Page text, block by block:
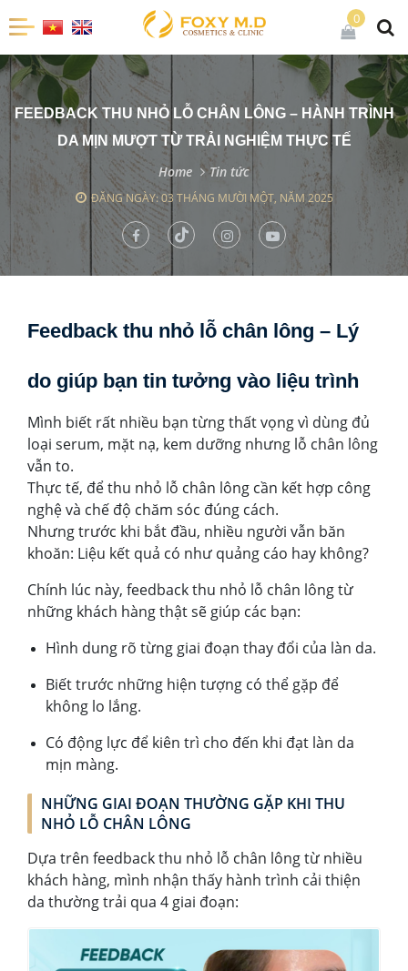
0
FEEDBACK THU NHỎ LỖ CHÂN LÔNG – HÀNH TRÌNH
DA MỊN MƯỢT TỪ TRẢI NGHIỆM THỰC TẾ
Home Tin tức
ĐĂNG NGÀY: 03 THÁNG MƯỜI MỘT, NĂM 2025
Feedback thu nhỏ lỗ chân lông – Lý
do giúp bạn tin tưởng vào liệu trình
Mình biết rất nhiều bạn từng thất vọng vì dùng đủ
loại serum, mặt nạ, kem dưỡng nhưng lỗ chân lông
vẫn to.
Thực tế, để thu nhỏ lỗ chân lông cần kết hợp công
nghệ và chế độ chăm sóc đúng cách.
Nhưng trước khi bắt đầu, nhiều người vẫn băn
khoăn: Liệu kết quả có như quảng cáo hay không?
Chính lúc này, feedback thu nhỏ lỗ chân lông từ
những khách hàng thật sẽ giúp các bạn:
Hình dung rõ từng giai đoạn thay đổi của làn da.
Biết trước những hiện tượng có thể gặp để
không lo lắng.
Có động lực để kiên trì cho đến khi đạt làn da
mịn màng.
NHỮNG GIAI ĐOẠN THƯỜNG GẶP KHI THU
NHỎ LỖ CHÂN LÔNG
Dựa trên feedback thu nhỏ lỗ chân lông từ nhiều
khách hàng, mình nhận thấy hành trình cải thiện
da thường trải qua 4 giai đoạn: